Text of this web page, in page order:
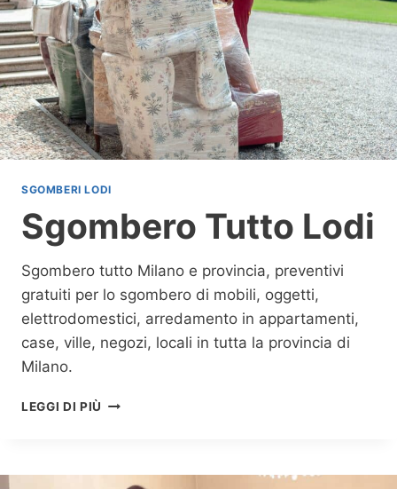
P
A
R
T
A
M
E
N
T
L
SGOMBERI LODI
Sgombero Tutto Lodi
Sgombero tutto Milano e provincia, preventivi
gratuiti per lo sgombero di mobili, oggetti,
elettrodomestici, arredamento in appartamenti,
case, ville, negozi, locali in tutta la provincia di
Milano.
LEGGI DI PIÙ
B